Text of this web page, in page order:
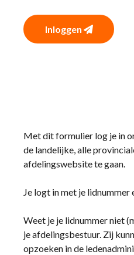
Inloggen
Met dit formulier log je in
de landelijke, alle
afdelingswebsite te gaan.
Je logt in met je lidnummer
Weet je je lidnummer niet
je afdelingsbestuur. Zij
opzoeken in de